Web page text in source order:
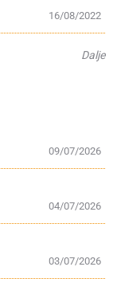
16/08/2022
Dalje
09/07/2026
04/07/2026
03/07/2026